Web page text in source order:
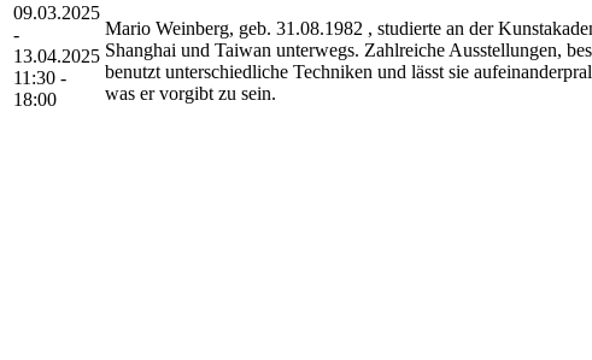
09.03.2025
-
13.04.2025
11:30 -
18:00
Mario Weinberg, geb. 31.08.1982 , studierte an der
Shanghai und Taiwan unterwegs. Zahlreiche Ausstellungen,
benutzt unterschiedliche Techniken und lässt sie
was er vorgibt zu sein.